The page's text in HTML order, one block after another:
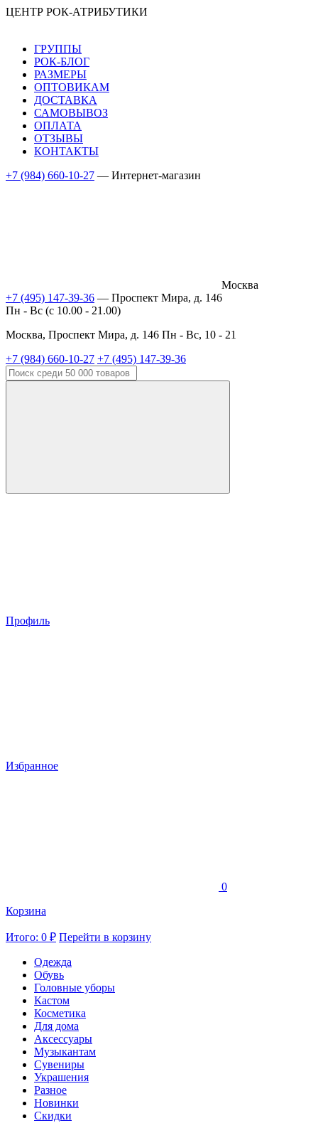
ЦЕНТР РОК-АТРИБУТИКИ
ГРУППЫ
РОК-БЛОГ
РАЗМЕРЫ
ОПТОВИКАМ
ДОСТАВКА
САМОВЫВОЗ
ОПЛАТА
ОТЗЫВЫ
КОНТАКТЫ
+7 (984) 660-10-27 — Интернет-магазин
Москва
+7 (495) 147-39-36 — Проспект Мира, д. 146
Пн - Вс (c 10.00 - 21.00)
Москва, Проспект Мира, д. 146 Пн - Вс, 10 - 21
+7 (984) 660-10-27 +7 (495) 147-39-36
Профиль
Избранное
0
Корзина
Итого: 0 ₽ Перейти в корзину
Одежда
Обувь
Головные уборы
Кастом
Косметика
Для дома
Аксессуары
Музыкантам
Сувениры
Украшения
Разное
Новинки
Скидки